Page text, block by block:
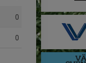
0
0